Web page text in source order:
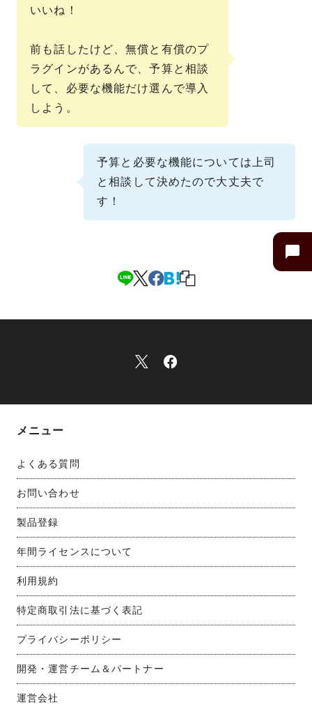
いいね！
前も話したけど、無償と有償のプ
ラグインがあるんで、予算と相談
して、必要な機能だけ選んで導入
しよう。
予算と必要な機能については上司
と相談して決めたので大丈夫で
す！
メニュー
よくある質問
お問い合わせ
製品登録
年間ライセンスについて
利用規約
特定商取引法に基づく表記
プライバシーポリシー
開発・運営チーム＆パートナー
運営会社